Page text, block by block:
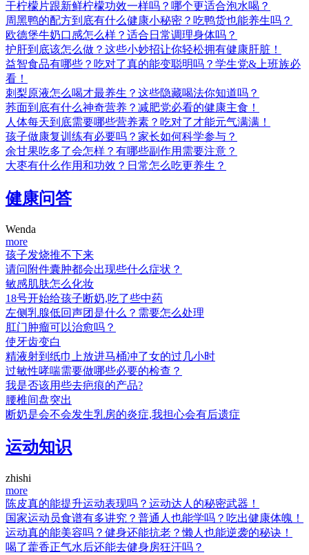
干柠檬片跟新鲜柠檬功效一样吗？哪个更适合泡水喝？
周黑鸭的配方到底有什么健康小秘密？吃鸭货也能养生吗？
欧德堡牛奶口感怎么样？适合日常调理身体吗？
护肝到底该怎么做？这些小妙招让你轻松拥有健康肝脏！
益智食品有哪些？吃对了真的能变聪明吗？学生党&上班族必
看！
刺梨原液怎么喝才最养生？这些隐藏喝法你知道吗？
荞面到底有什么神奇营养？减肥党必看的健康主食！
人体每天到底需要哪些营养素？吃对了才能元气满满！
孩子做康复训练有必要吗？家长如何科学参与？
余甘果吃多了会怎样？有哪些副作用需要注意？
大枣有什么作用和功效？日常怎么吃更养生？
健康问答
Wenda
more
孩子发烧推不下来
请问附件囊肿都会出现些什么症状？
敏感肌肤怎么化妆
18号开始给孩子断奶,吃了些中药
左侧乳腺低回声团是什么？需要怎么处理
肛门肿瘤可以治愈吗？
使牙齿变白
精液射到纸巾上放进马桶冲了女的过几小时
过敏性哮喘需要做哪些必要的检查？
我是否该用些去疤痕的产品?
腰椎间盘突出
断奶是会不会发生乳房的炎症,我担心会有后遗症
运动知识
zhishi
more
陈皮真的能提升运动表现吗？运动达人的秘密武器！
国家运动员食谱有多讲究？普通人也能学吗？吃出健康体魄！
运动真的能美容吗？健身还能抗老？懒人也能逆袭的秘诀！
喝了藿香正气水后还能去健身房狂汗吗？